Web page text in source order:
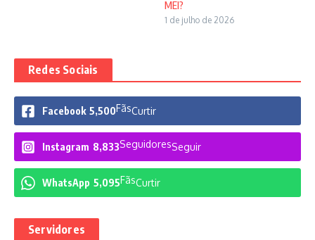
MEI?
1 de julho de 2026
Redes Sociais
Facebook 5,500FãsCurtir
Instagram 8,833SeguidoresSeguir
WhatsApp 5,095FãsCurtir
Servidores